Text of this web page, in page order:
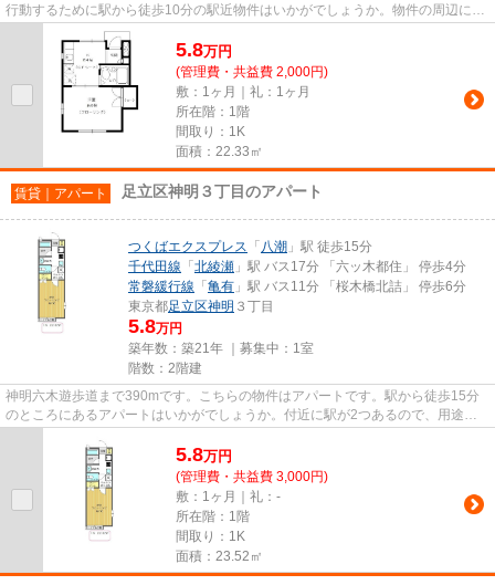
行動するために駅から徒歩10分の駅近物件はいかがでしょうか。物件の周辺に駅
が2つあり、よく電車を利用す...
5.8万円
(管理費・共益費 2,000円)
敷：1ヶ月｜礼：1ヶ月
所在階：1階
間取り：1K
面積：22.33㎡
賃貸｜アパート 足立区神明３丁目のアパート
つくばエクスプレス 「 八潮 」駅 徒歩15分
千代田線 「 北綾瀬 」駅 バス17分 「六ッ木都住」 停歩4分
常磐緩行線 「 亀有 」駅 バス11分 「桜木橋北詰」 停歩6分
東京都足立区神明 ３丁目
5.8万円
築年数：築21年 ｜募集中： 1室
階数：2階建
神明六木遊歩道まで390mです。こちらの物件はアパートです。駅から徒歩15分
のところにあるアパートはいかがでしょうか。付近に駅が2つあるので、用途や
5.8万円
(管理費・共益費 3,000円)
敷：1ヶ月｜礼：-
所在階：1階
間取り：1K
面積：23.52㎡